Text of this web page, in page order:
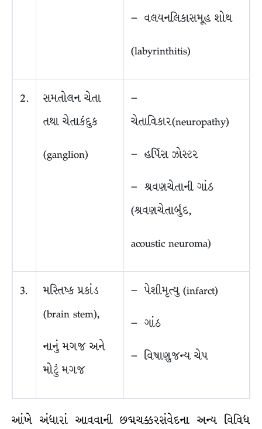
– વલયનલિકાસમૂહ શોથ
(labyrinthitis)
2.
સમતોલન ચેતા
તથા ચેતાકંદુક
(ganglion)
–
ચેતાવિકાર(neuropathy)
– હર્પિસ ઝોસ્ટર
– શ્રવણચેતાની ગાંઠ
(શ્રવણચેતાર્બુદ,
acoustic neuroma)
3.
મસ્તિષ્ક પ્રકાંડ
(brain stem),
નાનું મગજ અને
મોટું મગજ
– પેશીમૃત્યુ (infarct)
– ગાંઠ
– વિષાણુજન્ય ચેપ
આંખે અંધારાં આવવાની છદ્મચક્કરસંવેદના અન્ય વિવિધ